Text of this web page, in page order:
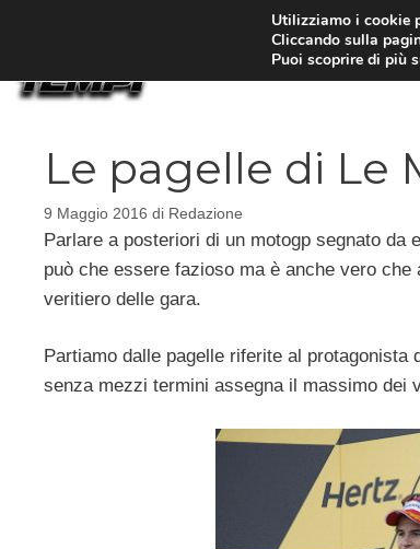
Le pagelle di Le
9 Maggio 2016 di Redazione
Parlare a posteriori di un motogp segnato
può che essere fazioso ma è anche vero
veritiero delle gara.
Partiamo dalle pagelle riferite al
senza mezzi termini assegna il massimo dei
Utilizziamo i cookie
Cliccando sulla
Puoi scoprire di più